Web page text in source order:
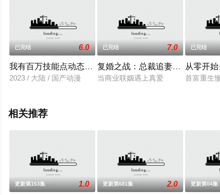
已完结 6.0
我有百万技能点动态漫画
2023 / 大陆 / 国产动漫
已完结 7.0
复婚之战：总裁追妻路漫漫动态
当商业联姻遇上真爱
已完结
从零开
首富重生
相关推荐
更新第153集 1.0 更新第681集 2.0 更新第04集